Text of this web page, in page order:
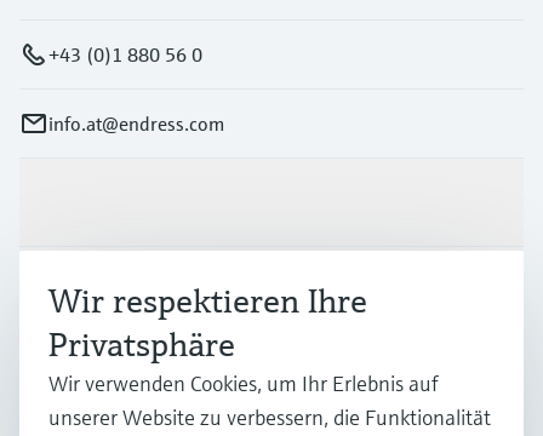
+43 (0)1 880 56 0
info.at@endress.com
Branchen
Support
Wir respektieren Ihre
Privatsphäre
Wir verwenden Cookies, um Ihr Erlebnis auf
unserer Website zu verbessern, die Funktionalität